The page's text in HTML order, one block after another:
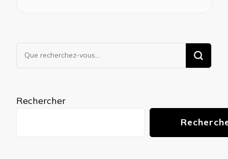
Vous
recherchiez
Rechercher